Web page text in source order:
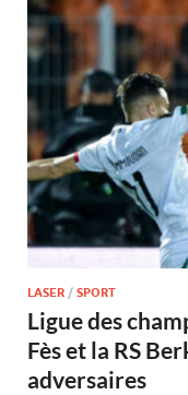
LASER / SPORT
Ligue des
Fès et la RS
adversaires